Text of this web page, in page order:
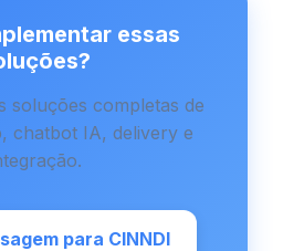
essas
soluções completas de
chatbot IA, delivery e
para CINNDI